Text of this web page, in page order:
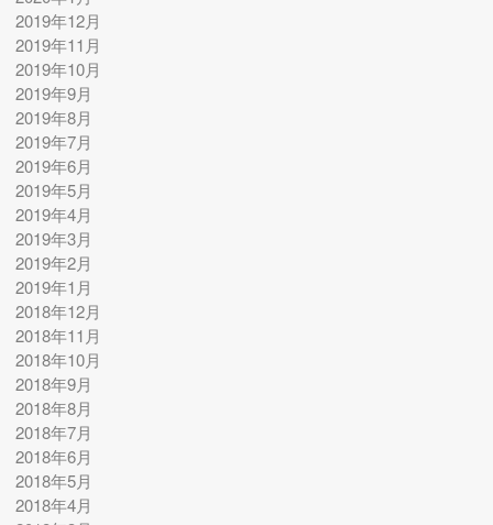
2019年12月
2019年11月
2019年10月
2019年9月
2019年8月
2019年7月
2019年6月
2019年5月
2019年4月
2019年3月
2019年2月
2019年1月
2018年12月
2018年11月
2018年10月
2018年9月
2018年8月
2018年7月
2018年6月
2018年5月
2018年4月